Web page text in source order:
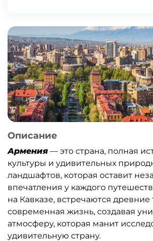
Описание
Армения — это страна, полная
культуры и удивительных
ландшафтов, которая оставит
впечатления у каждого
на Кавказе, встречаются
современная жизнь, создавая
атмосферу, которая манит
удивительную страну.